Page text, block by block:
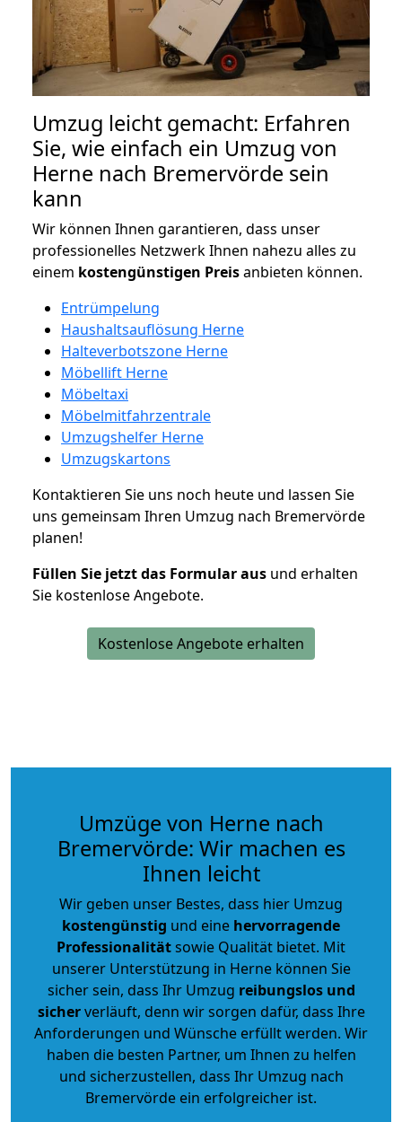
Umzug leicht gemacht: Erfahren
Sie, wie einfach ein Umzug von
Herne nach Bremervörde sein
kann
Wir können Ihnen garantieren, dass unser
professionelles Netzwerk Ihnen nahezu alles zu
einem kostengünstigen Preisanbieten können.
Entrümpelung
Haushaltsauflösung Herne
Halteverbotszone Herne
Möbellift Herne
Möbeltaxi
Möbelmitfahrzentrale
Umzugshelfer Herne
Umzugskartons
Kontaktieren Sie uns noch heute und lassen Sie
uns gemeinsam Ihren Umzug nach Bremervörde
planen!
Füllen Sie jetzt das Formular aus und erhalten
Sie kostenlose Angebote.
Kostenlose Angebote erhalten
Umzüge von Herne nach
Bremervörde: Wir machen es
Ihnen leicht
Wir geben unser Bestes, dass hier Umzug
kostengünstig und eine hervorragende
Professionalitätsowie Qualität bietet. Mit
unserer Unterstützung in Herne können Sie
sicher sein, dass Ihr Umzug reibungslos und
sicherverläuft, denn wir sorgen dafür, dass Ihre
Anforderungen und Wünsche erfüllt werden. Wir
haben die besten Partner, um Ihnen zu helfen
und sicherzustellen, dass Ihr Umzug nach
Bremervörde ein erfolgreicher ist.